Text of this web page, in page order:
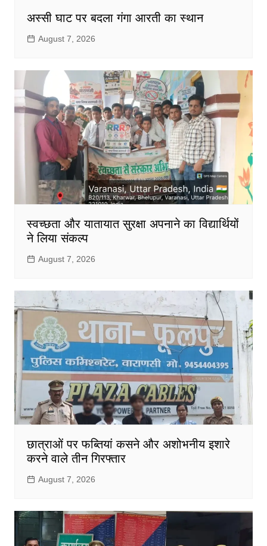
अस्सी घाट पर बदला गंगा आरती का स्थान
August 7, 2026
स्वच्छता और यातायात सुरक्षा अपनाने का विद्यार्थियों
ने लिया संकल्प
August 7, 2026
छात्राओं पर फब्तियां कसने और अशोभनीय इशारे
करने वाले तीन गिरफ्तार
August 7, 2026